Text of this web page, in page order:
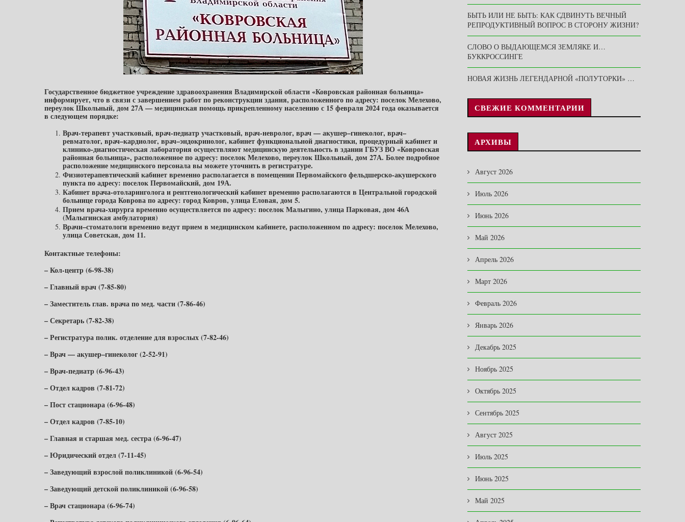
Государственное бюджетное учреждение здравоохранения Владимирской области «Ковровская районная больница»
информирует, что в связи с завершением работ по реконструкции здания, расположенного по адресу: поселок Мелехово,
переулок Школьный, дом 27А — медицинская помощь прикрепленному населению с 15 февраля 2024 года оказывается
в следующем порядке:
Врач-терапевт участковый, врач-педиатр участковый, врач-невролог, врач — акушер–гинеколог, врач–
ревматолог, врач–кардиолог, врач–эндокринолог, кабинет функциональной диагностики, процедурный кабинет и
клинико-диагностическая лаборатория осуществляют медицинскую деятельность в здании ГБУЗ ВО «Ковровская
районная больница», расположенное по адресу: поселок Мелехово, переулок Школьный, дом 27А. Более подробное
расположение медицинского персонала вы можете уточнить в регистратуре.
Физиотерапевтический кабинет временно располагается в помещении Первомайского фельдшерско-акушерского
пункта по адресу: поселок Первомайский, дом 19А.
Кабинет врача-отоларинголога и рентгенологический кабинет временно располагаются в Центральной городской
больнице города Коврова по адресу: город Ковров, улица Еловая, дом 5.
Прием врача-хирурга временно осуществляется по адресу: поселок Малыгино, улица Парковая, дом 46А
(Малыгинская амбулатория)
Врачи–стоматологи временно ведут прием в медицинском кабинете, расположенном по адресу: поселок Мелехово,
улица Советская, дом 11.
Контактные телефоны:
– Кол-центр (6-98-38)
– Главный врач (7-85-80)
– Заместитель глав. врача по мед. части (7-86-46)
– Секретарь (7-82-38)
– Регистратура полик. отделение для взрослых (7-82-46)
– Врач — акушер–гинеколог (2-52-91)
– Врач-педиатр (6-96-43)
– Отдел кадров (7-81-72)
– Пост стационара (6-96-48)
– Отдел кадров (7-85-10)
– Главная и старшая мед. сестра (6-96-47)
– Юридический отдел (7-11-45)
– Заведующий взрослой поликлиникой (6-96-54)
– Заведующий детской поликлиникой (6-96-58)
– Врач стационара (6-96-74)
БЫТЬ ИЛИ НЕ БЫТЬ: КАК СДВИНУТЬ ВЕЧНЫЙ
РЕПРОДУКТИВНЫЙ ВОПРОС В СТОРОНУ ЖИЗНИ?
СЛОВО О ВЫДАЮЩЕМСЯ ЗЕМЛЯКЕ И…
БУККРОССИНГЕ
НОВАЯ ЖИЗНЬ ЛЕГЕНДАРНОЙ «ПОЛУТОРКИ» …
СВЕЖИЕ КОММЕНТАРИИ
АРХИВЫ
Август 2026
Июль 2026
Июнь 2026
Май 2026
Апрель 2026
Март 2026
Февраль 2026
Январь 2026
Декабрь 2025
Ноябрь 2025
Октябрь 2025
Сентябрь 2025
Август 2025
Июль 2025
Июнь 2025
Май 2025